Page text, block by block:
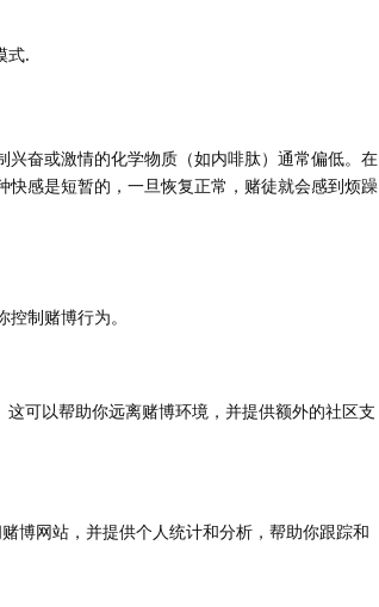
式.
奋或激情的化学物质（如内啡肽）通常偏低。在
感是短暂的，一旦恢复正常，赌徒就会感到烦躁
制赌博行为。
可以帮助你远离赌博环境，并提供额外的社区支
博网站，并提供个人统计和分析，帮助你跟踪和